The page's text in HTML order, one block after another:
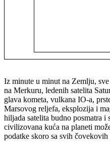
Iz minute u minut na Zemlju,
na Merkuru, ledenih satelita
glava kometa, vulkana IO-a,
Marsovog reljefa, eksplozija i
hiljada satelita budno posmatra i
civilizovana kuća na planeti
podatke skoro sa svih čovekovih